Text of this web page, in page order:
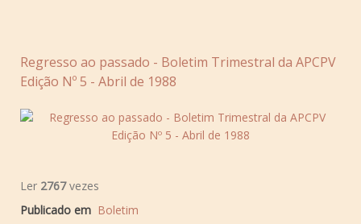
Regresso ao passado - Boletim Trimestral da APCPV
Edição Nº 5 - Abril de 1988
Ler 2767vezes
Publicado em Boletim